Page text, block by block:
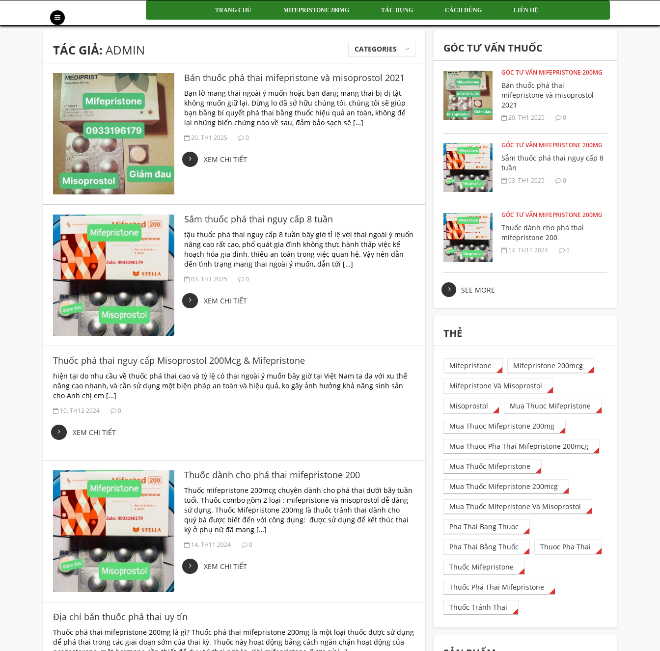
TRANG CHỦ MIFEPRISTONE 200MG TÁC DỤNG CÁCH DÙNG LIÊN HỆ
TÁC GIẢ: ADMIN CATEGORIES
Bán thuốc phá thai mifepristone và misoprostol 2021
Bạn lỡ mang thai ngoài ý muốn hoặc bạn đang mang thai bị dị tật,
không muốn giữ lại. Đừng lo đã sở hữu chúng tôi, chúng tôi sẽ giúp
bạn bằng bí quyết phá thai bằng thuốc hiệu quả an toàn, không để
lại những biến chứng nào về sau, đảm bảo sạch sẽ […]
20. TH1 2025 0
XEM CHI TIẾT
Sắm thuốc phá thai nguy cấp 8 tuần
tậu thuốc phá thai nguy cấp 8 tuần bây giờ tỉ lệ với thai ngoài ý muốn
nâng cao rất cao, phổ quát gia đình không thực hành thấp việc kế
hoạch hóa gia đình, thiếu an toàn trong việc quan hệ. Vậy nên dẫn
đến tình trạng mang thai ngoài ý muốn, dẫn tới […]
03. TH1 2025 0
XEM CHI TIẾT
Thuốc phá thai nguy cấp Misoprostol 200Mcg & Mifepristone
hiện tại do nhu cầu về thuốc phá thai cao và tỷ lệ có thai ngoài ý muốn bây giờ tại Việt Nam ta đa với xu thế
nâng cao nhanh, và cần sử dụng một biện pháp an toàn và hiệu quả, ko gây ảnh hưởng khả năng sinh sản
cho Anh chị em […]
10. TH12 2024 0
XEM CHI TIẾT
Thuốc dành cho phá thai mifepristone 200
Thuốc mifepristone 200mcg chuyên dành cho phá thai dưới bãy tuần
tuổi. Thuốc combo gồm 2 loại : mifepristone và misoprostol dễ dàng
sử dụng. Thuốc Mifepristone 200mg là thuốc tránh thai dành cho
quý bà được biết đến với công dụng: được sử dụng để kết thúc thai
kỳ ở phụ nữ đã mang […]
14. TH11 2024 0
XEM CHI TIẾT
Địa chỉ bán thuốc phá thai uy tín
Thuốc phá thai mifepristone 200mg là gì? Thuốc phá thai mifepristone 200mg là một loại thuốc được sử dụng
để phá thai trong các giai đoạn sớm của thai kỳ. Thuốc này hoạt động bằng cách ngăn chặn hoạt động của
GÓC TƯ VẤN THUỐC
GÓC TƯ VẤN MIFEPRISTONE 200MG
Bán thuốc phá thai
mifepristone và misoprostol
2021
20. TH1 2025 0
GÓC TƯ VẤN MIFEPRISTONE 200MG
Sắm thuốc phá thai nguy cấp 8
tuần
03. TH1 2025 0
GÓC TƯ VẤN MIFEPRISTONE 200MG
Thuốc dành cho phá thai
mifepristone 200
14. TH11 2024 0
SEE MORE
THẺ
Mifepristone Mifepristone 200mcg
Mifepristone Và Misoprostol
Misoprostol Mua Thuoc Mifepristone
Mua Thuoc Mifepristone 200mg
Mua Thuoc Pha Thai Mifepristone 200mcg
Mua Thuốc Mifepristone
Mua Thuốc Mifepristone 200mcg
Mua Thuốc Mifepristone Và Misoprostol
Pha Thai Bang Thuoc
Pha Thai Bằng Thuốc Thuoc Pha Thai
Thuốc Mifepristone
Thuốc Phá Thai Mifepristone
Thuốc Tránh Thai